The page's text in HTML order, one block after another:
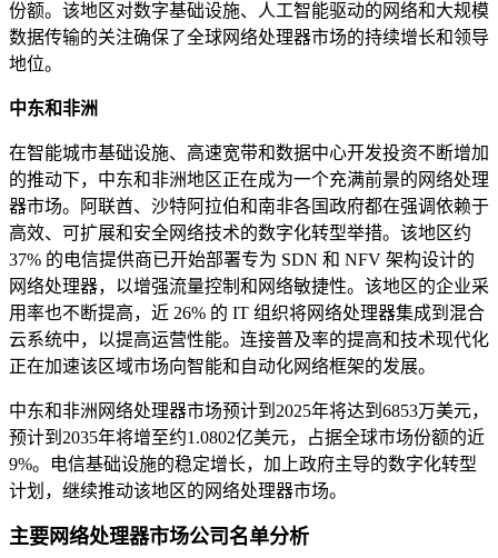
份额。该地区对数字基础设施、人工智能驱动的网络和大规模
数据传输的关注确保了全球网络处理器市场的持续增长和领导
地位。
中东和非洲
在智能城市基础设施、高速宽带和数据中心开发投资不断增加
的推动下，中东和非洲地区正在成为一个充满前景的网络处理
器市场。阿联酋、沙特阿拉伯和南非各国政府都在强调依赖于
高效、可扩展和安全网络技术的数字化转型举措。该地区约
37% 的电信提供商已开始部署专为 SDN 和 NFV 架构设计的
网络处理器，以增强流量控制和网络敏捷性。该地区的企业采
用率也不断提高，近 26% 的 IT 组织将网络处理器集成到混合
云系统中，以提高运营性能。连接普及率的提高和技术现代化
正在加速该区域市场向智能和自动化网络框架的发展。
中东和非洲网络处理器市场预计到2025年将达到6853万美元，
预计到2035年将增至约1.0802亿美元，占据全球市场份额的近
9%。电信基础设施的稳定增长，加上政府主导的数字化转型
计划，继续推动该地区的网络处理器市场。
主要网络处理器市场公司名单分析